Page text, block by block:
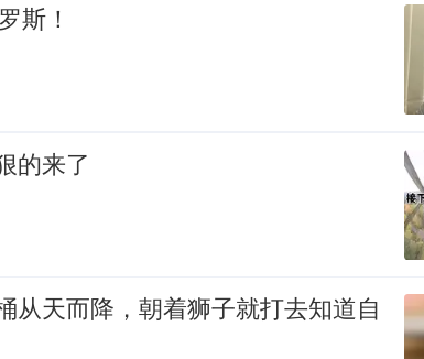
斯！
的来了
从天而降，朝着狮子就打去知道自